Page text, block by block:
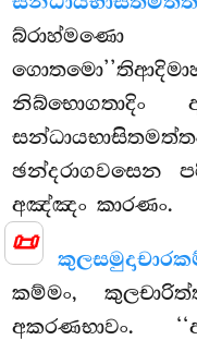
📜
බ්රාහ්මණො
නිබ්භොගතාදිං
ඡන්දරාගවසෙන
අඤ්ඤං කාරණං.
කම්මං,
අකරණභාවං.